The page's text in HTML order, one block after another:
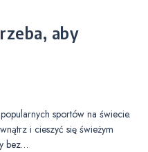
aby
sportów na świecie.
i cieszyć się świeżym
bez…